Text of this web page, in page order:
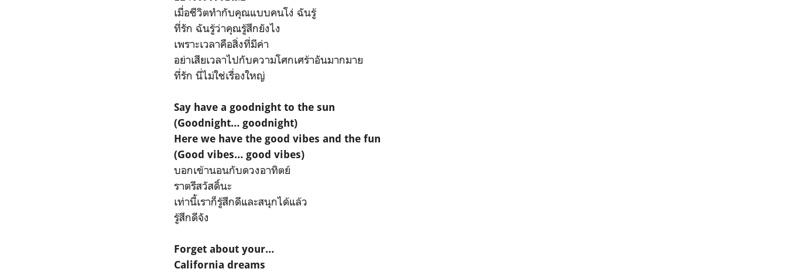
เมื่อชีวิตทำกับคุณแบบคนโง่ ฉันรู้
ที่รัก ฉันรู้ว่าคุณรู้สึกยังไง
เพราะเวลาคือสิ่งที่มีค่า
อย่าเสียเวลาไปกับความโศกเศร้าอันมากมาย
ที่รัก นี่ไม่ใช่เรื่องใหญ่
Say have a goodnight to the sun
(Goodnight… goodnight)
Here we have the good vibes and the fun
(Good vibes… good vibes)
บอกเข้านอนกับดวงอาทิตย์
ราตรีสวัสดิ์นะ
เท่านี้เราก็รู้สึกดีและสนุกได้แล้ว
รู้สึกดีจัง
Forget about your…
California dreams